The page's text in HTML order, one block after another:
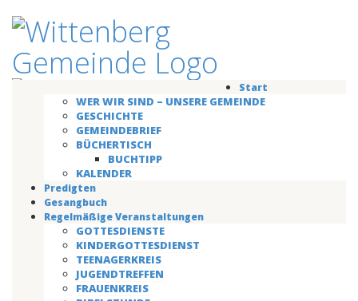
Start
WER WIR SIND – UNSERE GEMEINDE
GESCHICHTE
GEMEINDEBRIEF
BÜCHERTISCH
BUCHTIPP
KALENDER
Predigten
Gesangbuch
Regelmäßige Veranstaltungen
GOTTESDIENSTE
KINDERGOTTESDIENST
TEENAGERKREIS
JUGENDTREFFEN
FRAUENKREIS